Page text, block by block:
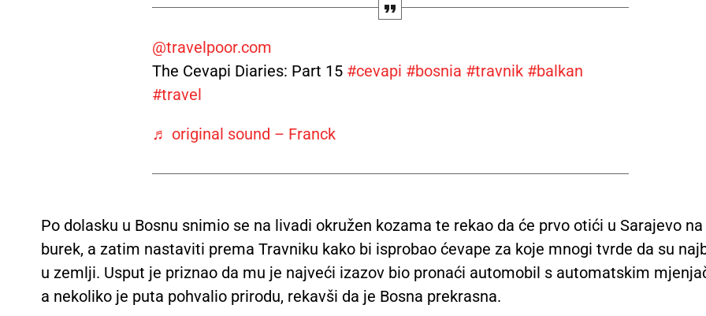
@travelpoor.com
The Cevapi Diaries: Part 15 #cevapi #bosnia #travnik #balkan
#travel
♬ original sound – Franck
Po dolasku u Bosnu snimio se na livadi okružen kozama te rekao da će prvo otići u Sarajevo na
burek, a zatim nastaviti prema Travniku kako bi isprobao ćevape za koje mnogi tvrde da su
u zemlji. Usput je priznao da mu je najveći izazov bio pronaći automobil s automatskim
a nekoliko je puta pohvalio prirodu, rekavši da je Bosna prekrasna.